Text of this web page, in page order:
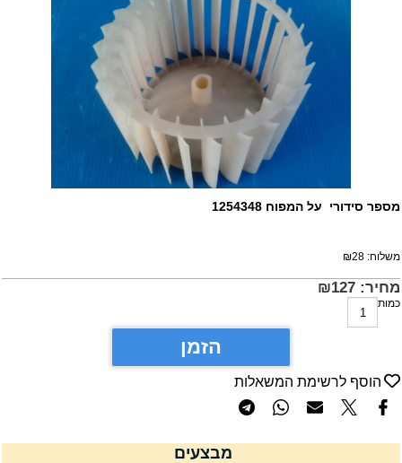
סידורי על המפוח 1254348
₪28
₪127
הזמן
הוסף לרשימת המשאלות
מבצעים